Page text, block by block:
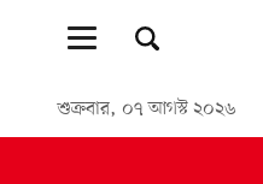
শুক্রবার, ০৭ আগস্ট ২০২৬